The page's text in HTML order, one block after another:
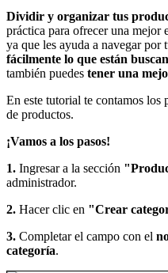
Dividir y organizar tus
práctica para ofrecer una mejor
ya que les ayuda a navegar por
fácilmente lo que están
también puedes tener una
En este tutorial te contamos los
de productos.
¡Vamos a los pasos!
1. Ingresar a la sección
administrador.
2. Hacer clic en "Crear
3. Completar el campo con el
categoría.